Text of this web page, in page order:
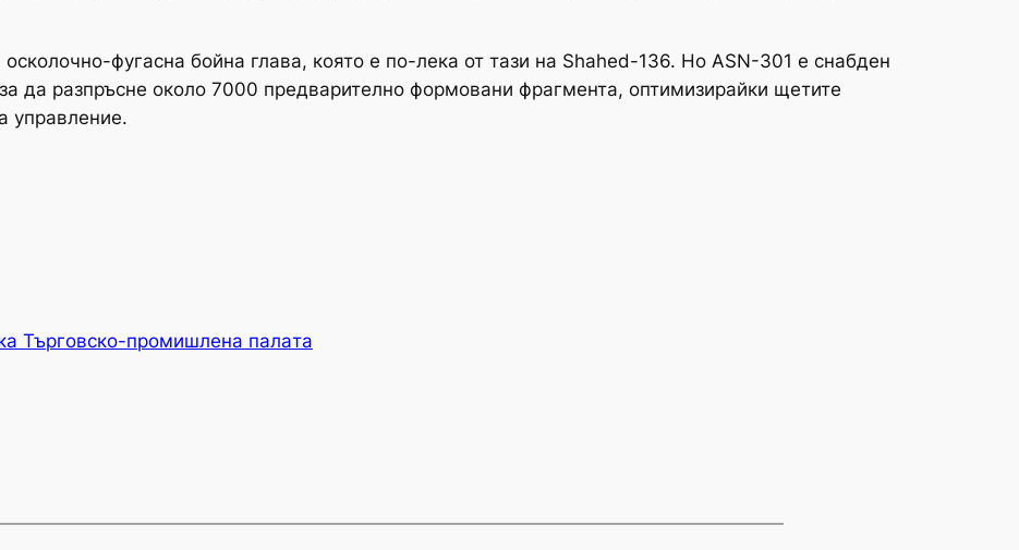
фугасна бойна глава, която е по-лека от тази на Shahed-136. Но ASN-301 е снабден
да разпръсне около 7000 предварително формовани фрагмента, оптимизирайки щетите
управление.
Търговско-промишлена палaта